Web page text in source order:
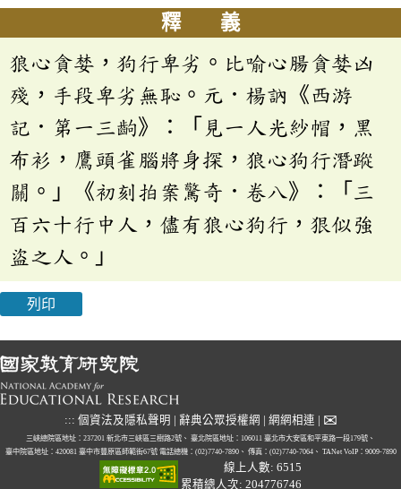
釋 義
狼心貪婪，狗行卑劣。比喻心腸貪婪凶
殘，手段卑劣無恥。元．楊訥《西游
記．第一三齣》：「見一人光紗帽，黑
布衫，鷹頭雀腦將身探，狼心狗行潛蹤
關。」《初刻拍案驚奇．卷八》：「三
百六十行中人，儘有狼心狗行，狠似強
盜之人。」
列印
::: 個資法及隱私聲明 辭典公眾授權網 網網相連 ✉
三峽總院區地址：237201 新北市三峽區三樹路2號、 臺北院區地址：106011 臺北市大安區和平東路一段179號、
臺中院區地址：420081 臺中市豐原區師範街67號 電話總機：(02)7740-7890、 傳真：(02)7740-7064、 TANet VoIP：9009-7890
線上人數: 6515
累積總人次: 204776746